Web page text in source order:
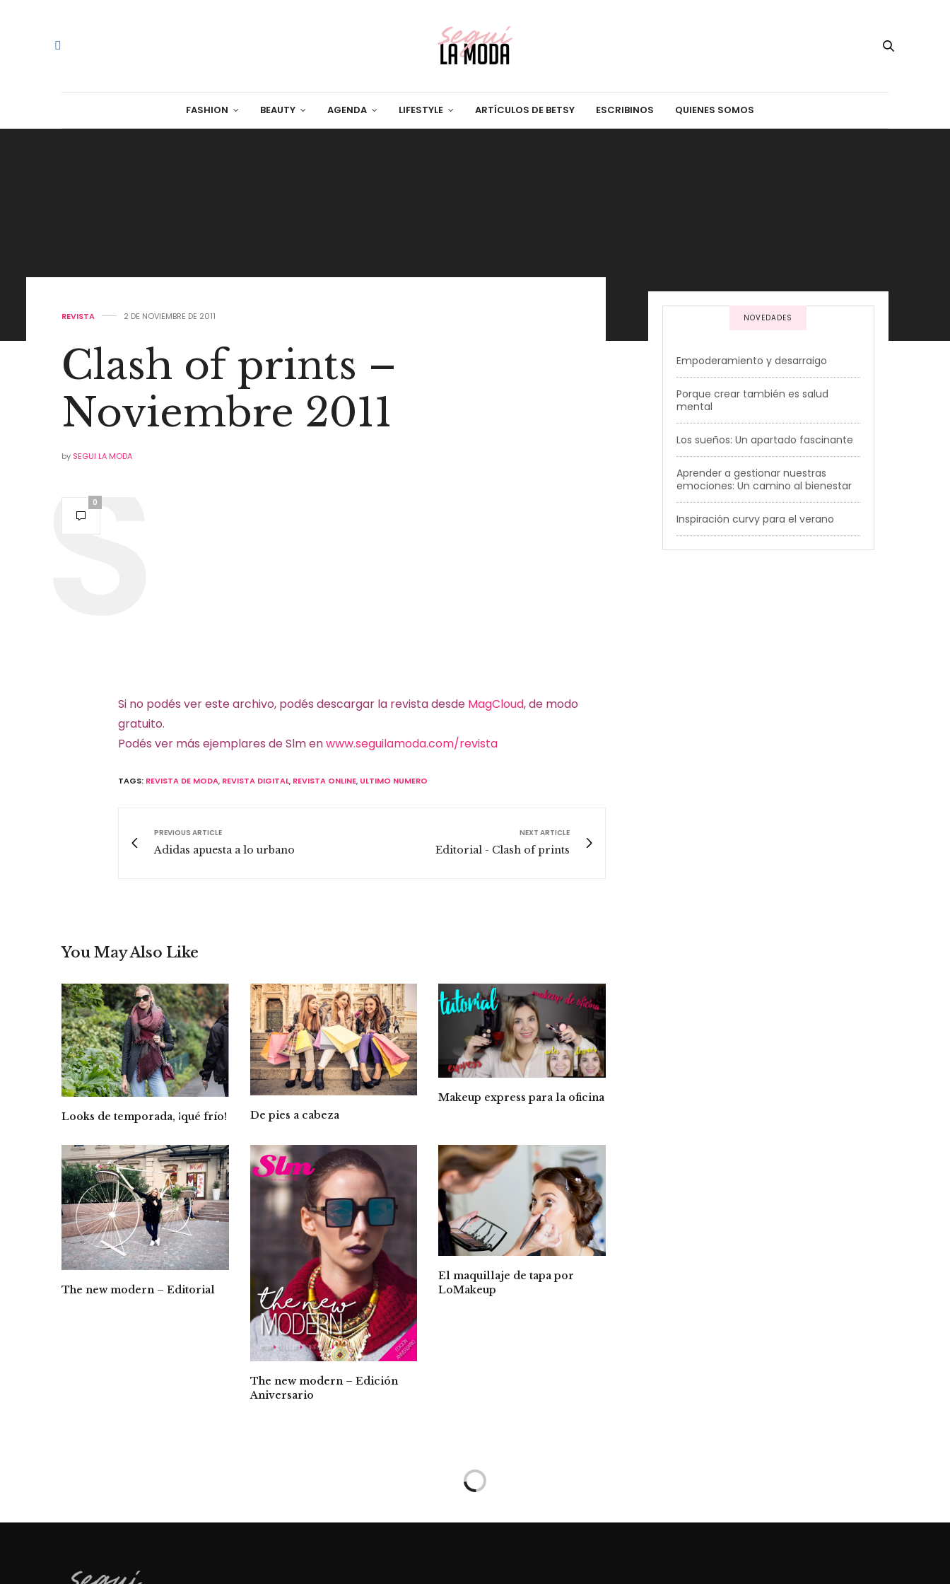
FASHION BEAUTY AGENDA LIFESTYLE ARTÍCULOS DE BETSY ESCRIBINOS QUIENES SOMOS
REVISTA 2 DE NOVIEMBRE DE 2011
Clash of prints –
Noviembre 2011
by SEGUI LA MODA
0
Si no podés ver este archivo, podés descargar la revista desde MagCloud, de modo
gratuito.
Podés ver más ejemplares de Slm enwww.seguilamoda.com/revista
TAGS: REVISTA DE MODA, REVISTA DIGITAL, REVISTA ONLINE, ULTIMO NUMERO
PREVIOUS ARTICLE
Adidas apuesta a lo urbano
NEXT ARTICLE
Editorial - Clash of prints
You May Also Like
Looks de temporada, ¡qué frío! De pies a cabeza
Makeup express para la oficina
The new modern – Editorial
The new modern – Edición
Aniversario
El maquillaje de tapa por
LoMakeup
NOVEDADES
Empoderamiento y desarraigo
Porque crear también es salud
mental
Los sueños: Un apartado fascinante
Aprender a gestionar nuestras
emociones: Un camino al bienestar
Inspiración curvy para el verano